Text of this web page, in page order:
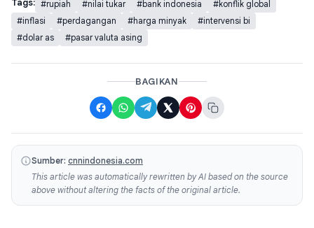
Tags: #rupiah #nilai tukar #bank indonesia
#konflik global
#inflasi
#perdagangan #harga minyak
#intervensi bi
#dolar as
#pasar valuta asing
BAGIKAN
Sumber: cnnindonesia.com
This article was automatically rewritten by AI based on the source
above without altering the facts of the original article.